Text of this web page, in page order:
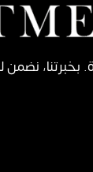
بخبرتنا،